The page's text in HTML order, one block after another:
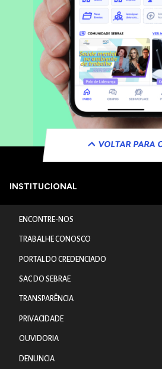
VOLTAR PARA
INSTITUCIONAL
ENCONTRE-NOS
TRABALHE CONOSCO
PORTAL DO CREDENCIADO
SAC DO SEBRAE
TRANSPARÊNCIA
PRIVACIDADE
OUVIDORIA
DENUNCIA